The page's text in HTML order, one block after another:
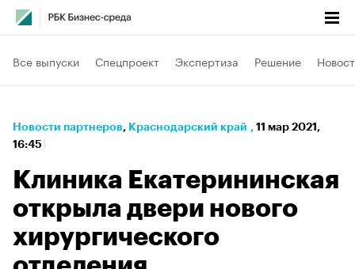
Все выпуски Спецпроект Экспертиза Решение
Новости партнеров⁠, Краснодарский край , 11 мар 2021,
16:45
Клиника Екатерининская
открыла двери нового
хирургического